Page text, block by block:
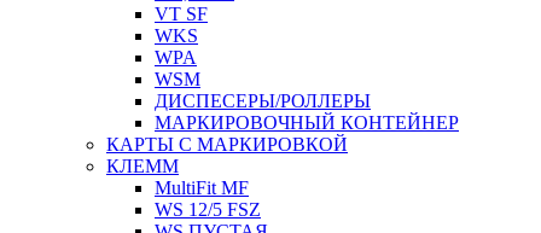
VT SF
WKS
WPA
WSM
ДИСПЕСЕРЫ/РОЛЛЕРЫ
МАРКИРОВОЧНЫЙ КОНТЕЙНЕР
КАРТЫ С МАРКИРОВКОЙ
КЛЕММ
MultiFit MF
WS 12/5 FSZ